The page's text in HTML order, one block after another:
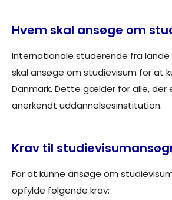
Hvem skal ansøge om
Internationale studerende fra lande
skal ansøge om studievisum for at
Danmark. Dette gælder for alle, der
anerkendt uddannelsesinstitution.
Krav til
For at kunne ansøge om
opfylde følgende krav: